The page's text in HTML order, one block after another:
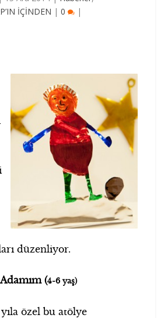
İÇİNDEN |0 |
düzenliyor.
(4-6 yaş)
özel bu atölye